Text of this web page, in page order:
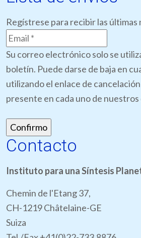
Regístrese para recibir las últimas
Su correo electrónico solo se
boletín. Puede darse de baja en
utilizando el enlace de
presente en cada uno de
Contacto
Instituto para una Síntesis
Chemin de l'Etang 37,
CH-1219 Châtelaine-GE
Suiza